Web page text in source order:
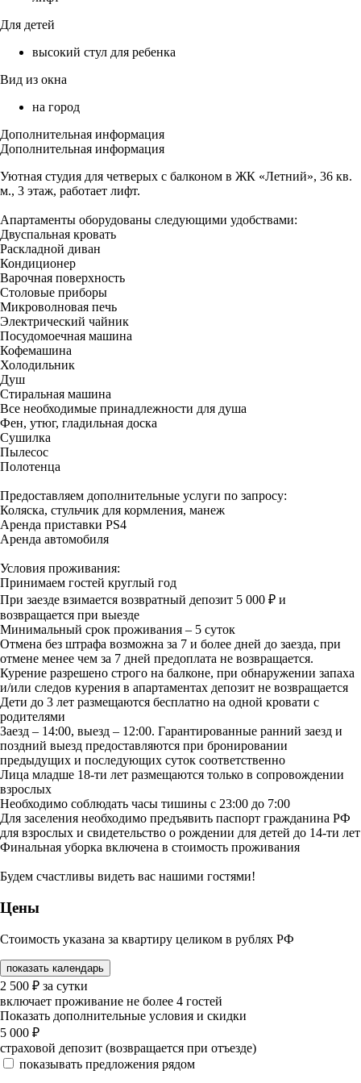
Для детей
высокий стул для ребенка
Вид из окна
на город
Дополнительная информация
Дополнительная информация
Уютная студия для четверых с балконом в ЖК «Летний», 36 кв.
м., 3 этаж, работает лифт.
Апартаменты оборудованы следующими удобствами:
Двуспальная кровать
Раскладной диван
Кондиционер
Варочная поверхность
Столовые приборы
Микроволновая печь
Электрический чайник
Посудомоечная машина
Кофемашина
Холодильник
Душ
Стиральная машина
Все необходимые принадлежности для душа
Фен, утюг, гладильная доска
Сушилка
Пылесос
Полотенца
Предоставляем дополнительные услуги по запросу:
Коляска, стульчик для кормления, манеж
Аренда приставки PS4
Аренда автомобиля
Условия проживания:
Принимаем гостей круглый год
При заезде взимается возвратный депозит 5 000 ₽ и
возвращается при выезде
Минимальный срок проживания – 5 суток
Отмена без штрафа возможна за 7 и более дней до заезда, при
отмене менее чем за 7 дней предоплата не возвращается.
Курение разрешено строго на балконе, при обнаружении запаха
и/или следов курения в апартаментах депозит не возвращается
Дети до 3 лет размещаются бесплатно на одной кровати с
родителями
Заезд – 14:00, выезд – 12:00. Гарантированные ранний заезд и
поздний выезд предоставляются при бронировании
предыдущих и последующих суток соответственно
Лица младше 18-ти лет размещаются только в сопровождении
взрослых
Необходимо соблюдать часы тишины с 23:00 до 7:00
Для заселения необходимо предъявить паспорт гражданина РФ
для взрослых и свидетельство о рождении для детей до 14-ти лет
Финальная уборка включена в стоимость проживания
Будем счастливы видеть вас нашими гостями!
Цены
Стоимость указана за квартиру целиком в рублях РФ
показать календарь
2 500 ₽ за сутки
включает проживание не более 4 гостей
Показать дополнительные условия и скидки
5 000 ₽
страховой депозит (возвращается при отъезде)
показывать предложения рядом